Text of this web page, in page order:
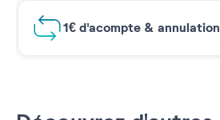
1€ d'acompte & annulation